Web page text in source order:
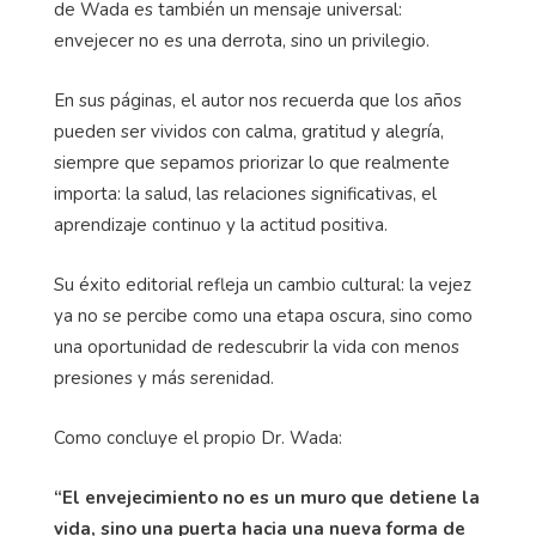
de Wada es también un mensaje universal:
envejecer no es una derrota, sino un privilegio.
En sus páginas, el autor nos recuerda que los años
pueden ser vividos con calma, gratitud y alegría,
siempre que sepamos priorizar lo que realmente
importa: la salud, las relaciones significativas, el
aprendizaje continuo y la actitud positiva.
Su éxito editorial refleja un cambio cultural: la vejez
ya no se percibe como una etapa oscura, sino como
una oportunidad de redescubrir la vida con menos
presiones y más serenidad.
Como concluye el propio Dr. Wada:
“El envejecimiento no es un muro que detiene la
vida, sino una puerta hacia una nueva forma de